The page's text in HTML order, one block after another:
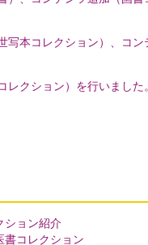
写本コレクション）、コ
クション）を行いました。
ション紹介
書コレクション